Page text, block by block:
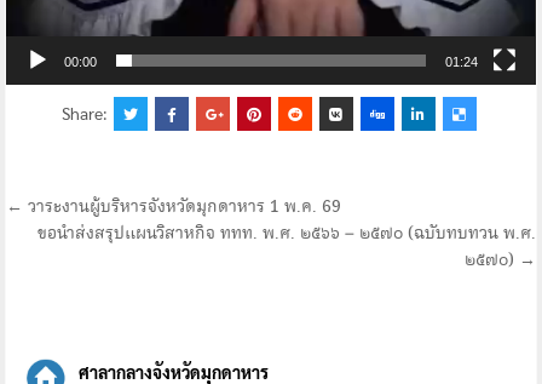
00:00 01:24
Share:
แนะแนว
เรื่อง
← วาระงานผู้บริหารจังหวัดมุกดาหาร 1 พ.ค. 69
ขอนำส่งสรุปแผนวิสาหกิจ ททท. พ.ศ. ๒๕๖๖ – ๒๕๗๐ (ฉบับทบทวน พ.ศ.
๒๕๗๐) →
ศาลากลางจังหวัดมุกดาหาร